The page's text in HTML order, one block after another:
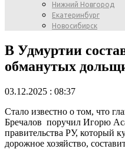
Нижний Новгород
Екатеринбург
Новосибирск
В Удмуртии
обманутых
03.12.2025 : 08:37
Стало известно о том, что
Бречалов поручил Игорю
правительства РУ, который
дорожное хозяйство,